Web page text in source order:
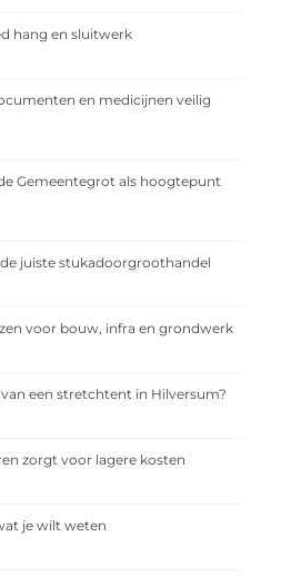
hang en sluitwerk
en medicijnen veilig
Gemeentegrot als hoogtepunt
juiste stukadoorgroothandel
voor bouw, infra en grondwerk
een stretchtent in Hilversum?
zorgt voor lagere kosten
je wilt weten